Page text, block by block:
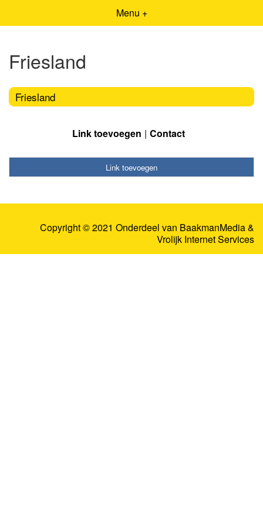
Menu +
Friesland
Friesland
Link toevoegen Contact
Link toevoegen
Copyright © 2021 Onderdeel van BaakmanMedia&
Vrolijk Internet Services